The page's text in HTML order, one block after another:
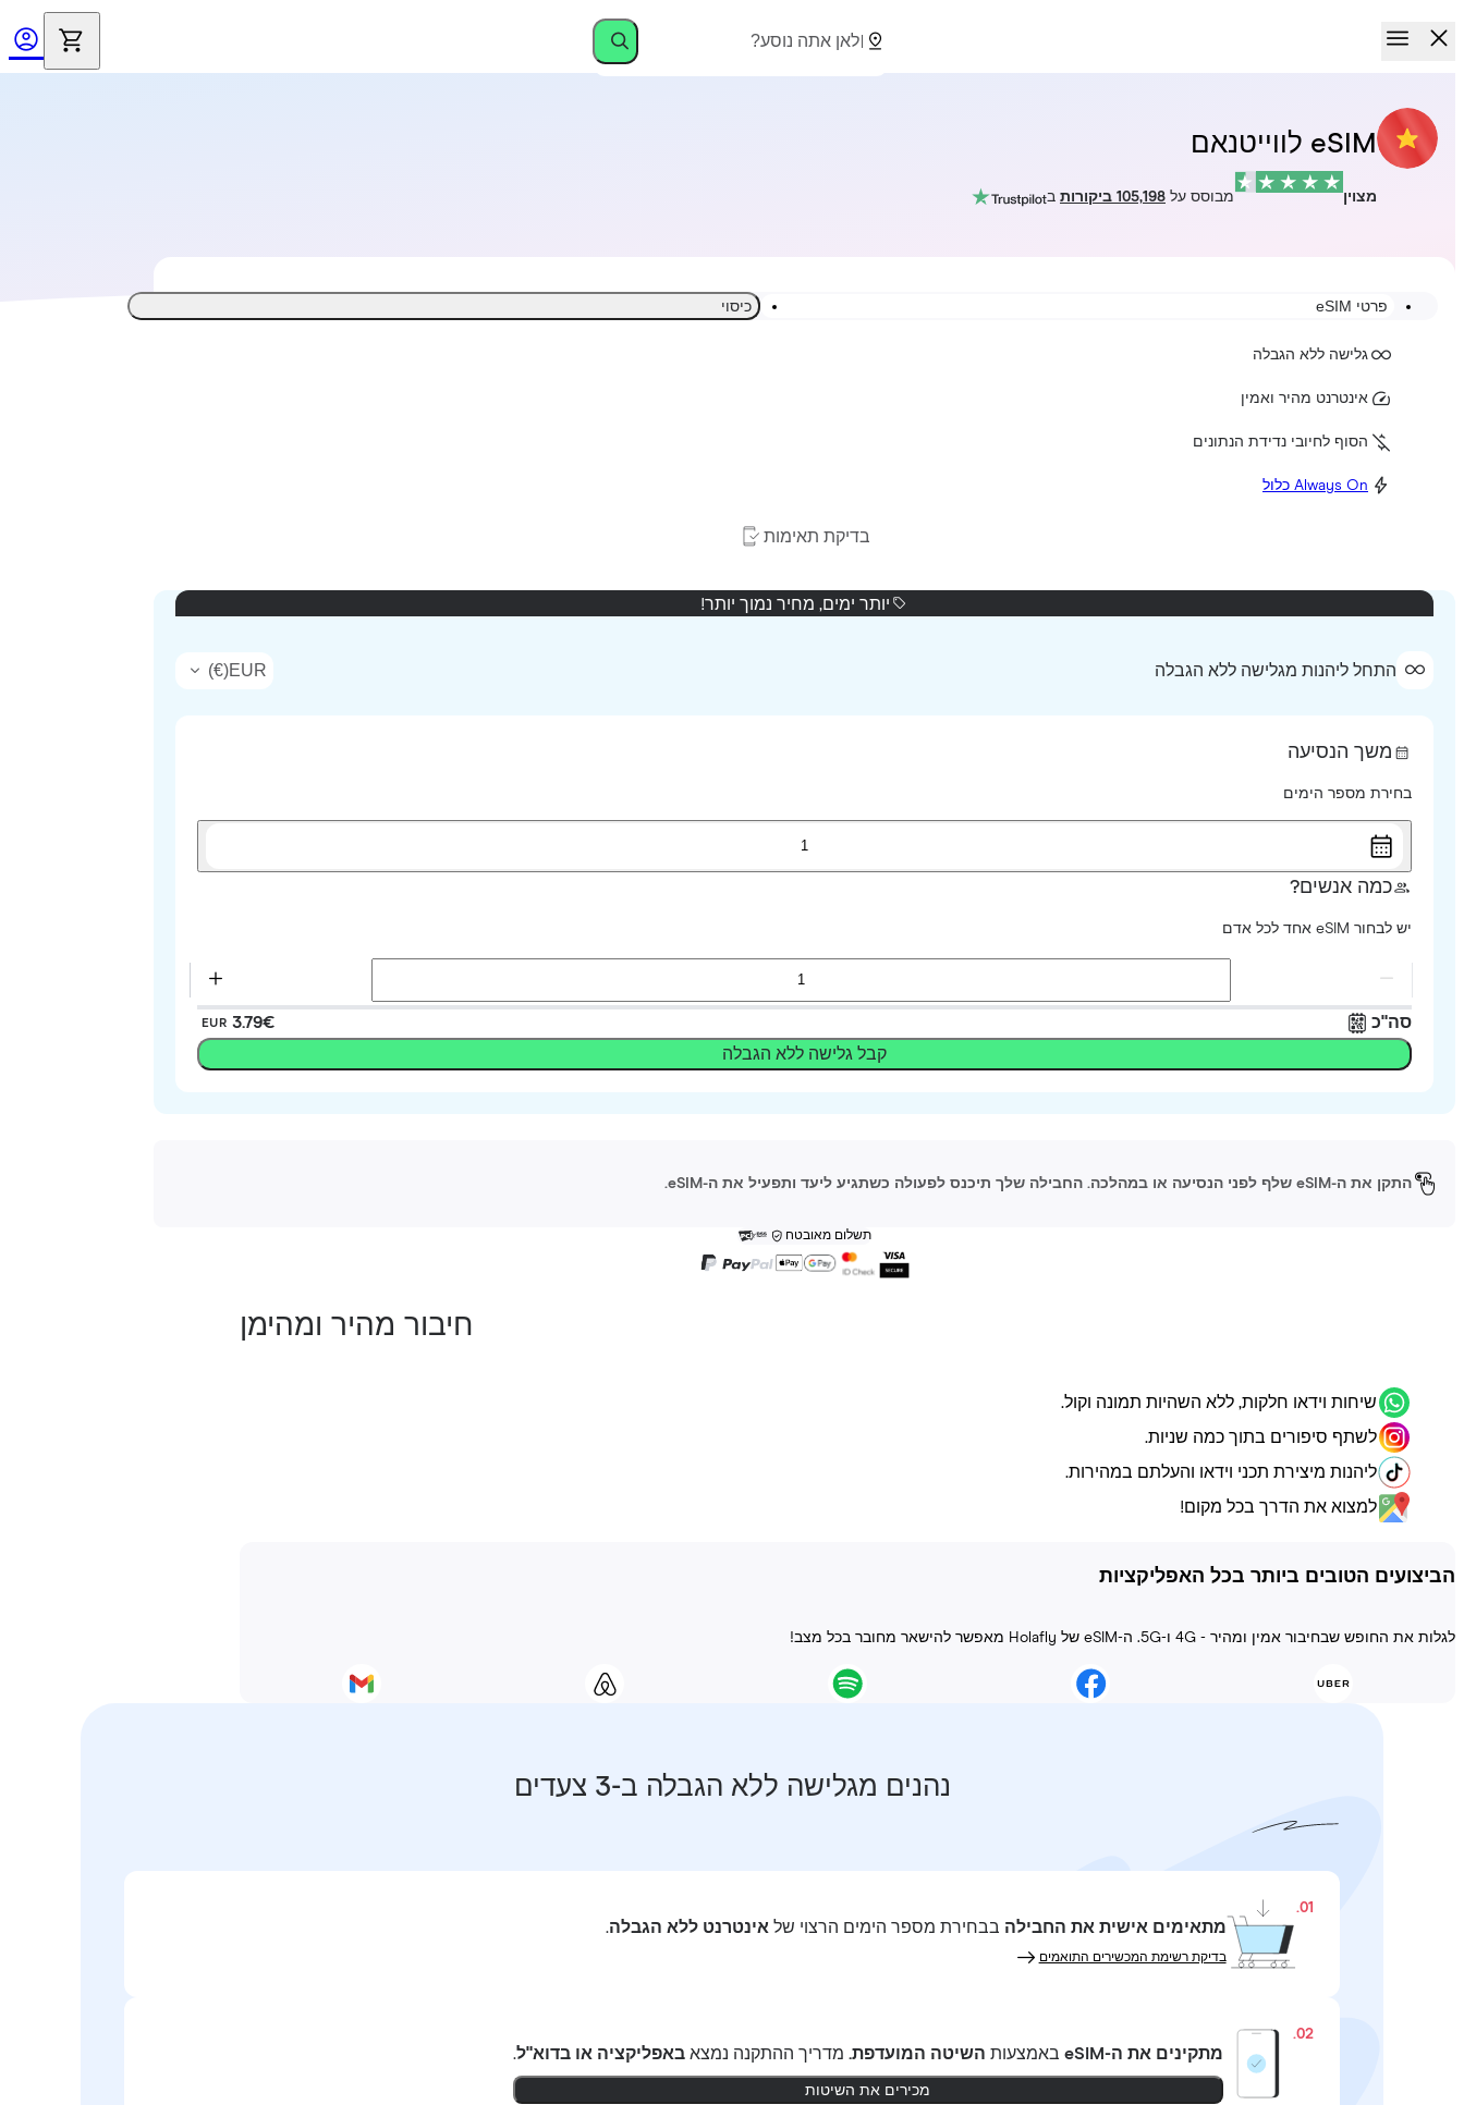
eSIM לווייטנאם
מצוין מבוסס על 105,198 ביקורות ב
פרטי eSIM כיסוי
גלישה ללא הגבלה
אינטרנט מהיר ואמין
הסוף לחיובי נדידת הנתונים
Always On כלול
בדיקת תאימות
יותר ימים, מחיר נמוך יותר!
התחל ליהנות מגלישה ללא הגבלה EUR
(
€
)
משך הנסיעה
בחירת מספר הימים
1
כמה אנשים?
יש לבחור eSIM אחד לכל אדם
סה"כ EUR ‏3.79 ‏€
קבל גלישה ללא הגבלה
התקן את ה-eSIM שלף לפני הנסיעה או במהלכה. החבילה שלך תיכנס לפעולה כשתגיע ליעד ותפעיל את ה-eSIM.
תשלום מאובטח
חיבור מהיר ומהימן
שיחות וידאו חלקות, ללא השהיות תמונה וקול.
לשתף סיפורים בתוך כמה שניות.
ליהנות מיצירת תכני וידאו והעלתם במהירות.
למצוא את הדרך בכל מקום!
הביצועים הטובים ביותר בכל האפליקציות
לגלות את החופש שבחיבור אמין ומהיר - 4G ו-5G. ה-eSIM של Holafly מאפשר להישאר מחובר בכל מצב!
נהנים מגלישה ללא הגבלה ב-3 צעדים
01.
מתאימים אישית את החבילה בבחירת מספר הימים הרצוי של אינטרנט ללא הגבלה.
בדיקת רשימת המכשירים התואמים
02.
מתקינים את ה-eSIM באמצעות השיטה המועדפת. מדריך ההתקנה נמצאבאפליקציה או בדוא"ל.
מכירים את השיטות